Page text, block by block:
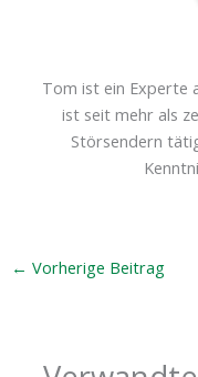
Tom ist ein Experte
ist seit mehr als
Störsendern
← Vorherige Beitrag